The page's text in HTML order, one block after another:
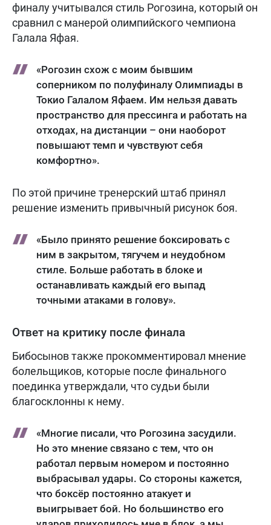
финалу учитывался стиль Рогозина, который он
сравнил с манерой олимпийского чемпиона
Галала Яфая.
«Рогозин схож с моим бывшим
соперником по полуфиналу Олимпиады в
Токио Галалом Яфаем. Им нельзя давать
пространство для прессинга и работать на
отходах, на дистанции – они наоборот
повышают темп и чувствуют себя
комфортно».
По этой причине тренерский штаб принял
решение изменить привычный рисунок боя.
«Было принято решение боксировать с
ним в закрытом, тягучем и неудобном
стиле. Больше работать в блоке и
останавливать каждый его выпад
точными атаками в голову».
Ответ на критику после финала
Бибосынов также прокомментировал мнение
болельщиков, которые после финального
поединка утверждали, что судьи были
благосклонны к нему.
«Многие писали, что Рогозина засудили.
Но это мнение связано с тем, что он
работал первым номером и постоянно
выбрасывал удары. Со стороны кажется,
что боксёр постоянно атакует и
выигрывает бой. Но большинство его